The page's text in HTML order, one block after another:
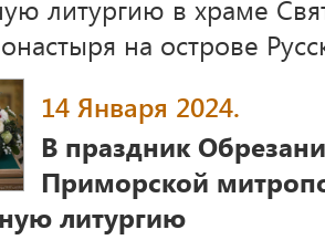
литургию в храме
на острове
14 Января 2024.
В праздник
Приморской
литургию